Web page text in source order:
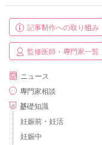
記事制作への取り組み
監修医師・専門家一覧
ニュース
専門家相談
基礎知識
妊娠前・妊活
妊娠中